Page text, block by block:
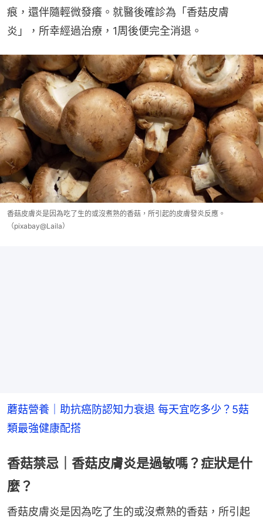
痕，還伴隨輕微發癢。就醫後確診為「香菇皮膚
炎」，所幸經過治療，1周後便完全消退。
香菇皮膚炎是因為吃了生的或沒煮熟的香菇，所引起的皮膚發炎反應。
（pixabay@Laila）
蘑菇營養｜助抗癌防認知力衰退 每天宜吃多少？5菇
類最強健康配搭
香菇禁忌｜香菇皮膚炎是過敏嗎？症狀是什
麼？
香菇皮膚炎是因為吃了生的或沒煮熟的香菇，所引起